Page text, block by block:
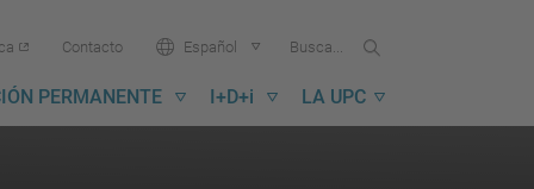
Contacto Idioma:Español
Buscar
UPC
PERMANENTE I+D+i LA UPC